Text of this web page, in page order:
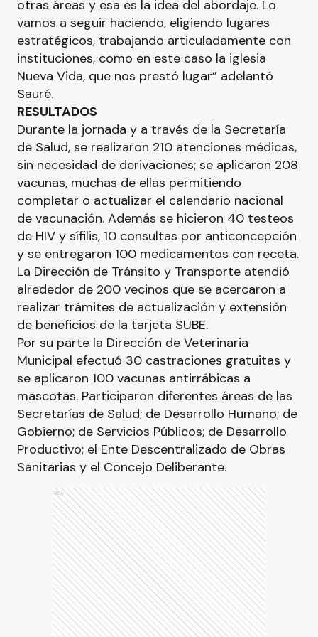
otras áreas y esa es la idea del abordaje. Lo
vamos a seguir haciendo, eligiendo lugares
estratégicos, trabajando articuladamente con
instituciones, como en este caso la iglesia
Nueva Vida, que nos prestó lugar” adelantó
Sauré.
RESULTADOS
Durante la jornada y a través de la Secretaría
de Salud, se realizaron 210 atenciones médicas,
sin necesidad de derivaciones; se aplicaron 208
vacunas, muchas de ellas permitiendo
completar o actualizar el calendario nacional
de vacunación. Además se hicieron 40 testeos
de HIV y sífilis, 10 consultas por anticoncepción
y se entregaron 100 medicamentos con receta.
La Dirección de Tránsito y Transporte atendió
alrededor de 200 vecinos que se acercaron a
realizar trámites de actualización y extensión
de beneficios de la tarjeta SUBE.
Por su parte la Dirección de Veterinaria
Municipal efectuó 30 castraciones gratuitas y
se aplicaron 100 vacunas antirrábicas a
mascotas. Participaron diferentes áreas de las
Secretarías de Salud; de Desarrollo Humano; de
Gobierno; de Servicios Públicos; de Desarrollo
Productivo; el Ente Descentralizado de Obras
Sanitarias y el Concejo Deliberante.
Ads